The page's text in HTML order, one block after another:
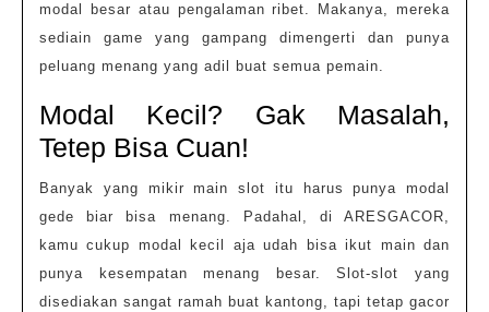
modal besar atau pengalaman ribet. Makanya, mereka
sediain game yang gampang dimengerti dan punya
peluang menang yang adil buat semua pemain.
Modal Kecil? Gak Masalah,
Tetep Bisa Cuan!
Banyak yang mikir main slot itu harus punya modal
gede biar bisa menang. Padahal, di ARESGACOR,
kamu cukup modal kecil aja udah bisa ikut main dan
punya kesempatan menang besar. Slot-slot yang
disediakan sangat ramah buat kantong, tapi tetap gacor